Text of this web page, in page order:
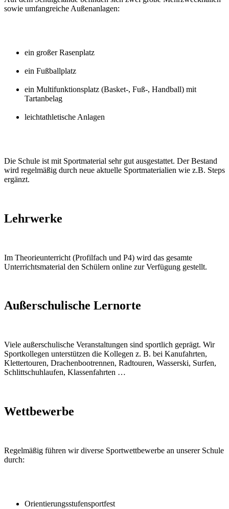
sowie umfangreiche Außenanlagen:
ein großer Rasenplatz
ein Fußballplatz
ein Multifunktionsplatz (Basket-, Fuß-, Handball) mit
Tartanbelag
leichtathletische Anlagen
Die Schule ist mit Sportmaterial sehr gut ausgestattet. Der Bestand
wird regelmäßig durch neue aktuelle Sportmaterialien wie z.B. Steps
ergänzt.
Lehrwerke
Im Theorieunterricht (Profilfach und P4) wird das gesamte
Unterrichtsmaterial den Schülern online zur Verfügung gestellt.
Außerschulische Lernorte
Viele außerschulische Veranstaltungen sind sportlich geprägt. Wir
Sportkollegen unterstützen die Kollegen z. B. bei Kanufahrten,
Klettertouren, Drachenbootrennen, Radtouren, Wasserski, Surfen,
Schlittschuhlaufen, Klassenfahrten …
Wettbewerbe
Regelmäßig führen wir diverse Sportwettbewerbe an unserer Schule
durch:
Orientierungsstufensportfest